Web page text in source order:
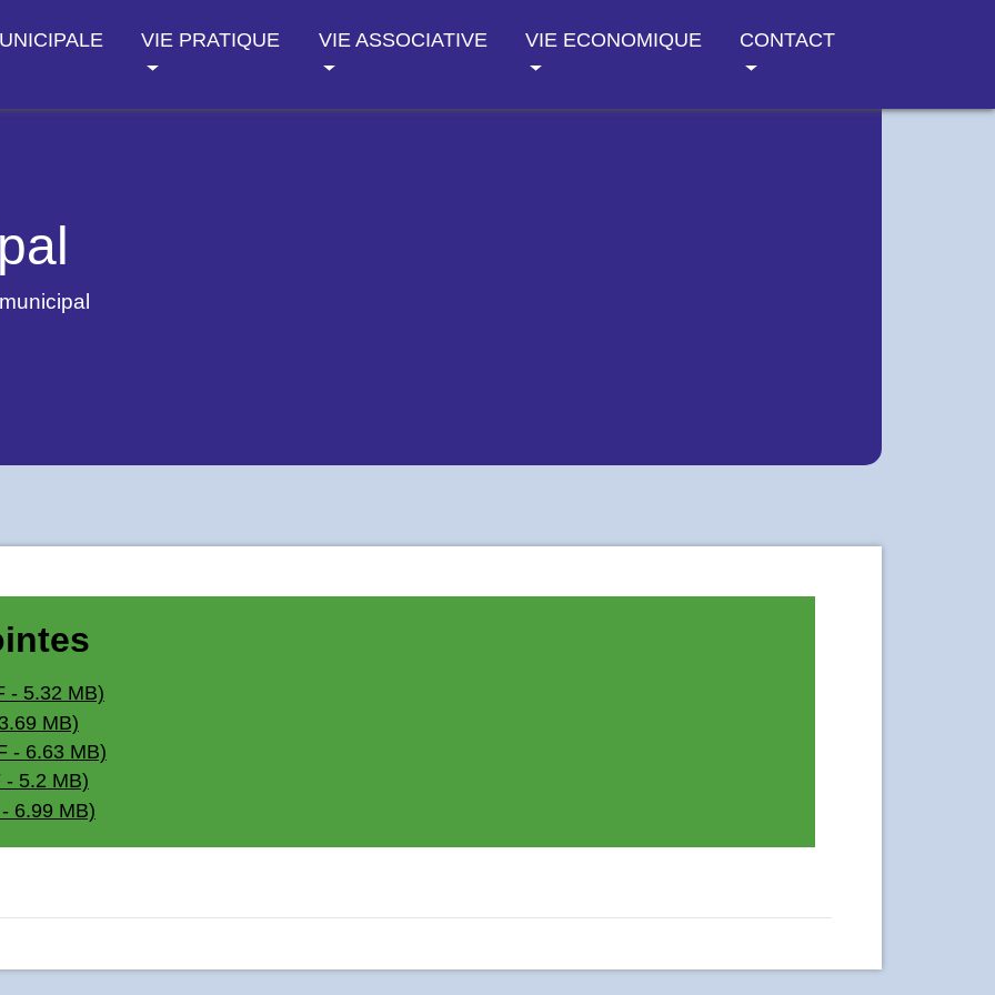
VIE PRATIQUE VIE ASSOCIATIVE VIE ECONOMIQUE CONTACT
- 5.32 MB)
MB)
- 6.63 MB)
- 5.2 MB)
6.99 MB)